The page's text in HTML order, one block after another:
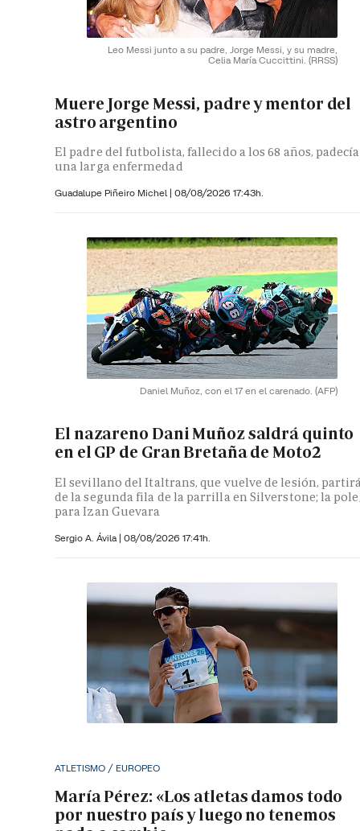
Leo Messi junto a su padre, Jorge Messi, y su madre,
Celia María Cuccittini. (RRSS)
Muere Jorge Messi, padre y mentor del
astro argentino
El padre del futbolista, fallecido a los 68 años, padecía
una larga enfermedad
Guadalupe Piñeiro Michel | 08/08/2026 17:43h.
Daniel Muñoz, con el 17 en el carenado. (AFP)
El nazareno Dani Muñoz saldrá quinto
en el GP de Gran Bretaña de Moto2
El sevillano del Italtrans, que vuelve de lesión,
de la segunda fila de la parrilla en Silverstone; la
para Izan Guevara
Sergio A. Ávila | 08/08/2026 17:41h.
ATLETISMO / EUROPEO
María Pérez: «Los atletas damos todo
por nuestro país y luego no tenemos